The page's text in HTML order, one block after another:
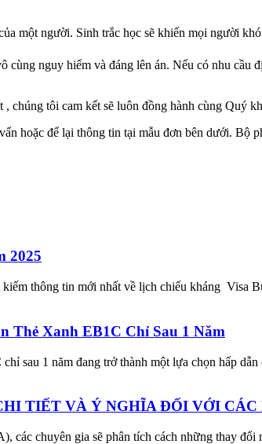
một người. Sinh trắc học sẽ khiến mọi người
nguy hiểm và đáng lên án. Nếu có nhu cầu
tôi cam kết sẽ luôn đồng hành cùng Quý
hoặc để lại thông tin tại mẫu đơn bên dưới. Bộ
2025
thông tin mới nhất về lịch chiếu kháng Visa
Thẻ Xanh EB1C Chỉ Sau 1 Năm
sau 1 năm đang trở thành một lựa chọn hấp dẫn
TIẾT VÀ Ý NGHĨA ĐỐI VỚI
chuyên gia sẽ phân tích cách những thay đổi